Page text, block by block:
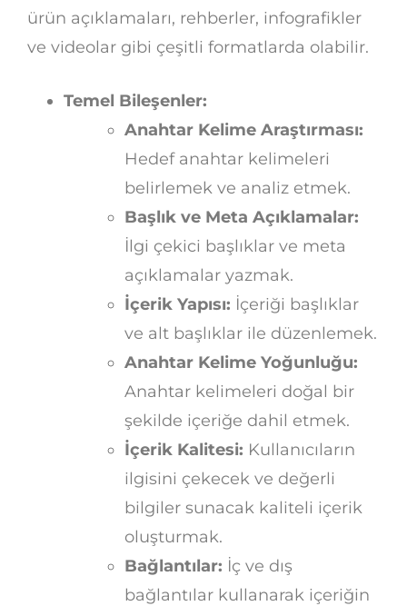
ürün açıklamaları, rehberler, infografikler
ve videolar gibi çeşitli formatlarda olabilir.
Temel Bileşenler:
Anahtar Kelime Araştırması:
Hedef anahtar kelimeleri
belirlemek ve analiz etmek.
Başlık ve Meta Açıklamalar:
İlgi çekici başlıklar ve meta
açıklamalar yazmak.
İçerik Yapısı: İçeriği başlıklar
ve alt başlıklar ile düzenlemek.
Anahtar Kelime Yoğunluğu:
Anahtar kelimeleri doğal bir
şekilde içeriğe dahil etmek.
İçerik Kalitesi: Kullanıcıların
ilgisini çekecek ve değerli
bilgiler sunacak kaliteli içerik
oluşturmak.
Bağlantılar: İç ve dış
bağlantılar kullanarak içeriğin